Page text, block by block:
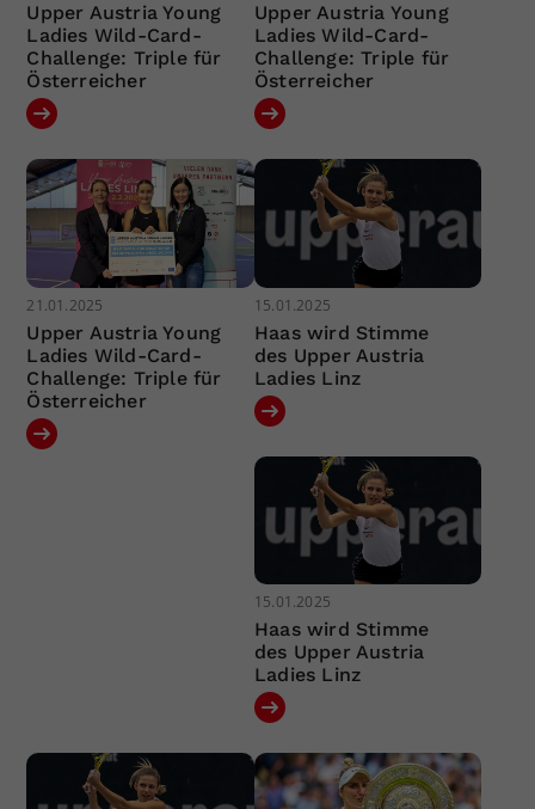
Upper Austria Young
Ladies Wild-Card-
Challenge: Triple für
Österreicher
Upper Austria Young
Ladies Wild-Card-
Challenge: Triple für
Österreicher
21.01.2025
Upper Austria Young
Ladies Wild-Card-
Challenge: Triple für
Österreicher
15.01.2025
Haas wird Stimme
des Upper Austria
Ladies Linz
15.01.2025
Haas wird Stimme
des Upper Austria
Ladies Linz